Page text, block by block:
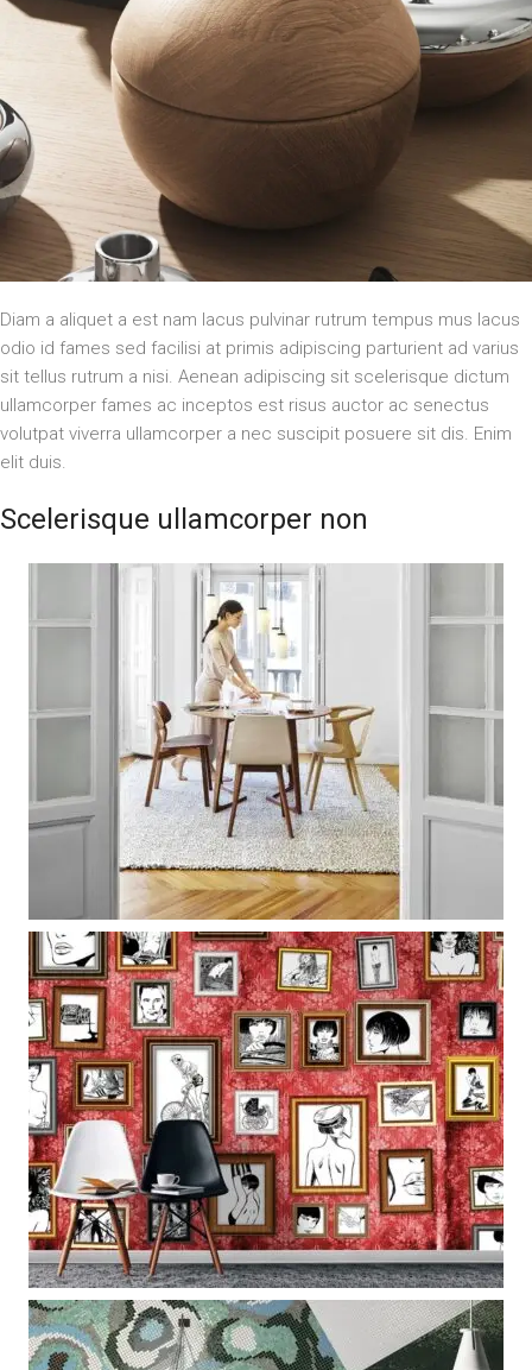
Diam a aliquet a est nam lacus pulvinar rutrum tempus mus lacus
odio id fames sed facilisi at primis adipiscing parturient ad varius
sit tellus rutrum a nisi. Aenean adipiscing sit scelerisque dictum
ullamcorper fames ac inceptos est risus auctor ac senectus
volutpat viverra ullamcorper a nec suscipit posuere sit dis. Enim
elit duis.
Scelerisque ullamcorper non